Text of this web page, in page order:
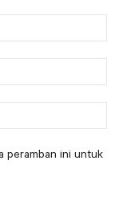
peramban ini untuk